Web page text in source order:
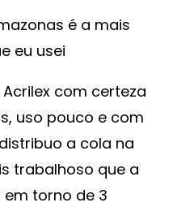
é a mais
eu usei
com certeza
uso pouco e com
a cola na
trabalhoso que a
torno de 3